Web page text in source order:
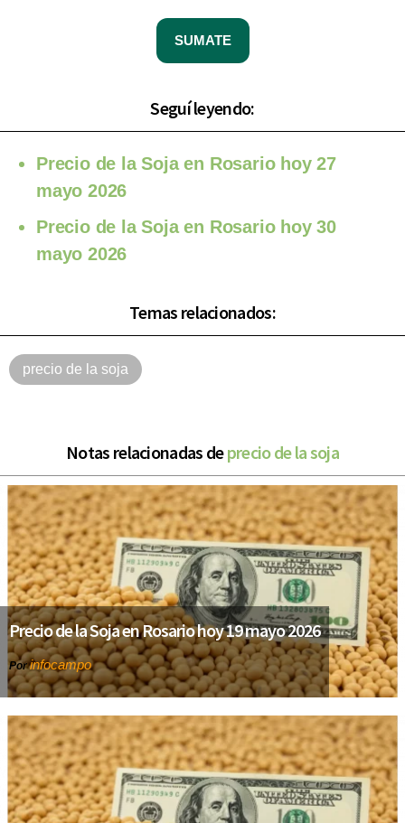
SUMATE
Seguí leyendo:
Precio de la Soja en Rosario hoy 27
mayo 2026
Precio de la Soja en Rosario hoy 30
mayo 2026
Temas relacionados:
precio de la soja
Notas relacionadas deprecio de la soja
Precio de la Soja en Rosario hoy 19 mayo 2026
Porinfocampo